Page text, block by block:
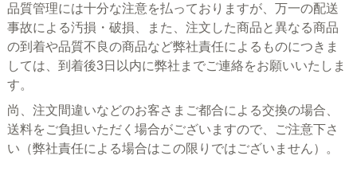
品質管理には十分な注意を払っておりますが、万一の配送
事故による汚損・破損、また、注文した商品と異なる商品
の到着や品質不良の商品など弊社責任によるものにつきま
しては、到着後3日以内に弊社までご連絡をお願いいたしま
す。
尚、注文間違いなどのお客さまご都合による交換の場合、
送料をご負担いただく場合がございますので、ご注意下さ
い（弊社責任による場合はこの限りではございません）。